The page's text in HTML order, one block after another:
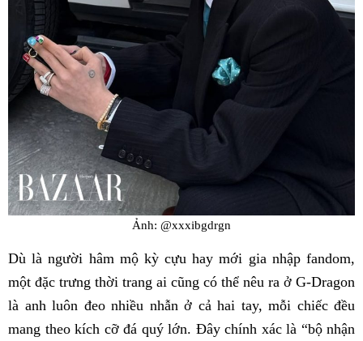
Ảnh: @xxxibgdrgn
Dù là người hâm mộ kỳ cựu hay mới gia nhập fandom,
một đặc trưng thời trang ai cũng có thể nêu ra ở G-Dragon
là anh luôn đeo nhiều nhẫn ở cả hai tay, mỗi chiếc đều
mang theo kích cỡ đá quý lớn. Đây chính xác là “bộ nhận